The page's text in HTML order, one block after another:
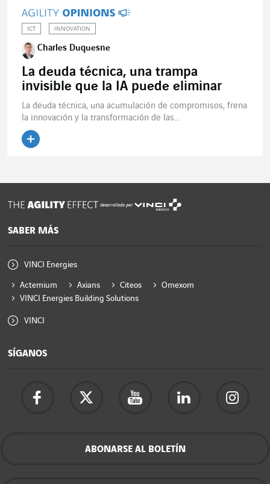
ICT INNOVATION
Charles Duquesne
La deuda técnica, una trampa
invisible que la IA puede eliminar
La deuda técnica, una acumulación de compromisos, frena
la innovación y la transformación de las...
desarrollado por
SABER MÁS
VINCI Energies
Actemium Axians Citeos
Omexom
VINCI Energies Building Solutions
VINCI
SÍGANOS
ABONARSE AL BOLETÍN